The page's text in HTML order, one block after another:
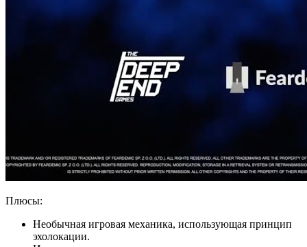
Плюсы:
Необычная игровая механика, использующая принцип
эхолокации.